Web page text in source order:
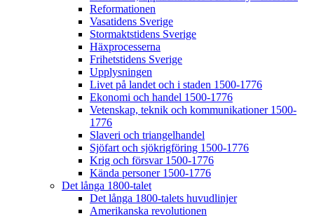
Reformationen
Vasatidens Sverige
Stormaktstidens Sverige
Häxprocesserna
Frihetstidens Sverige
Upplysningen
Livet på landet och i staden 1500-1776
Ekonomi och handel 1500-1776
Vetenskap, teknik och kommunikationer 1500-
1776
Slaveri och triangelhandel
Sjöfart och sjökrigföring 1500-1776
Krig och försvar 1500-1776
Kända personer 1500-1776
Det långa 1800-talet
Det långa 1800-talets huvudlinjer
Amerikanska revolutionen